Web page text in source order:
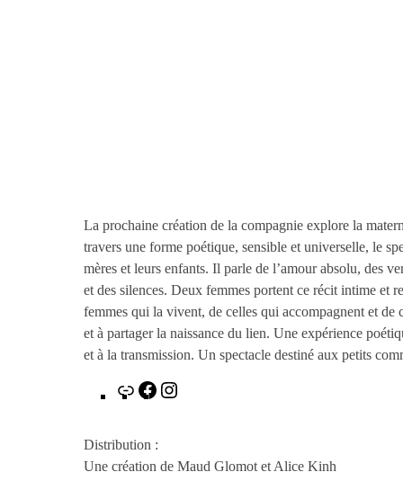
La prochaine création de la compagnie explore la
travers une forme poétique, sensible et universelle, le
mères et leurs enfants. Il parle de l’amour absolu, des
et des silences. Deux femmes portent ce récit intime et
femmes qui la vivent, de celles qui accompagnent et
et à partager la naissance du lien. Une expérience
et à la transmission. Un spectacle destiné aux petits
LienFacebook
Distribution :
Une création de Maud Glomot et Alice Kinh